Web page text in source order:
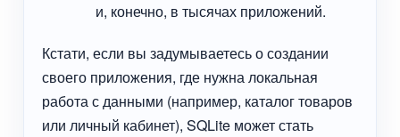
и, конечно, в тысячах приложений.
Кстати, если вы задумываетесь о создании
своего приложения, где нужна локальная
работа с данными (например, каталог товаров
или личный кабинет), SQLite может стать